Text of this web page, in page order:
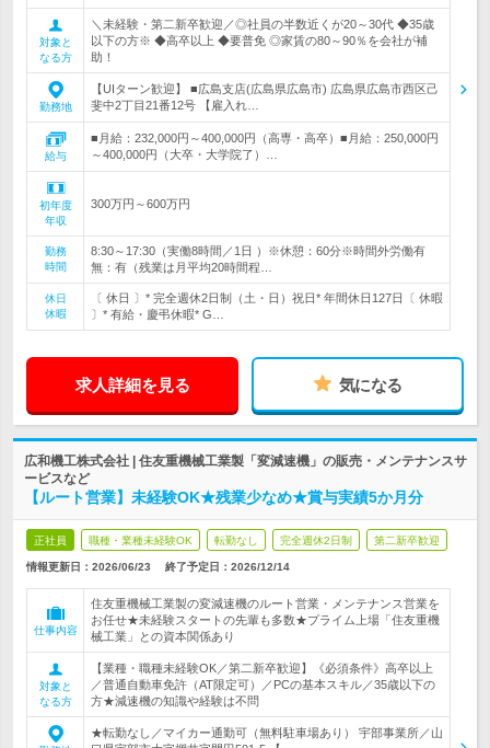
対象と
なる方
＼未経験・第二新卒歓迎／◎社員の半数近くが20～30代 ◆35歳
以下の方※ ◆高卒以上 ◆要普免 ◎家賃の80～90％を会社が補
助！
勤務地
【UIターン歓迎】 ■広島支店(広島県広島市) 広島県広島市西区己
斐中2丁目21番12号 【雇入れ…
給与
■月給：232,000円～400,000円（高専・高卒）■月給：250,000円
～400,000円（大卒・大学院了）…
初年度
年収
300万円～600万円
勤務
時間
8:30～17:30（実働8時間／1日 ）※休憩：60分※時間外労働有
無：有（残業は月平均20時間程…
休日
休暇
〔 休日 〕* 完全週休2日制（土・日）祝日* 年間休日127日〔 休暇
〕* 有給・慶弔休暇* G…
求人詳細を見る 気になる
広和機工株式会社 | 住友重機械工業製「変減速機」の販売・メンテナンスサ
ービスなど
【ルート営業】未経験OK★残業少なめ★賞与実績5か月分
正社員 職種・業種未経験OK 転勤なし 完全週休2日制 第二新卒歓迎
情報更新日：2026/06/23 終了予定日： 2026/12/14
仕事内容
住友重機械工業製の変減速機のルート営業・メンテナンス営業を
お任せ★未経験スタートの先輩も多数★プライム上場「住友重機
械工業」との資本関係あり
対象と
なる方
【業種・職種未経験OK／第二新卒歓迎】《必須条件》高卒以上
／普通自動車免許（AT限定可）／PCの基本スキル／35歳以下の
方★減速機の知識や経験は不問
★転勤なし／マイカー通勤可（無料駐車場あり） 宇部事業所／山